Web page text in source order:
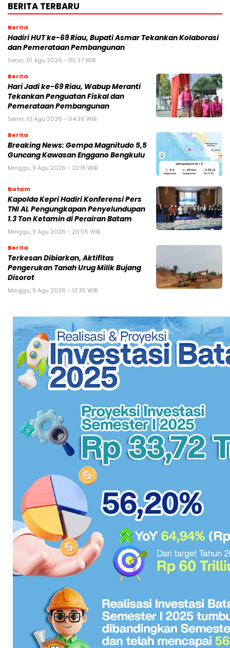
BERITA TERBARU
Berita
Hadiri HUT ke-69 Riau, Bupati Asmar Tekankan Kolaborasi
dan Pemerataan Pembangunan
Senin, 10 Agu 2026 - 05:37 WIB
Berita
Hari Jadi ke-69 Riau, Wabup Meranti
Tekankan Penguatan Fiskal dan
Pemerataan Pembangunan
Senin, 10 Agu 2026 - 04:36 WIB
Berita
Breaking News: Gempa Magnitudo 5,5
Guncang Kawasan Enggano Bengkulu
Minggu, 9 Agu 2026 - 22:18 WIB
Batam
Kapolda Kepri Hadiri Konferensi Pers
TNI AL Pengungkapan Penyelundupan
1.3 Ton Ketamin di Perairan Batam
Minggu, 9 Agu 2026 - 20:05 WIB
Berita
Terkesan Dibiarkan, Aktifitas
Pengerukan Tanah Urug Milik Bujang
Disorot
Minggu, 9 Agu 2026 - 12:35 WIB